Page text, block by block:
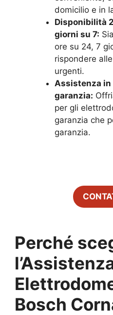
domicilio e in
Disponibilità
giorni su 7:
ore su 24, 7
rispondere
urgenti.
Assistenza in
garanzia:
per gli
garanzia che
garanzia.
Perché
Bosch